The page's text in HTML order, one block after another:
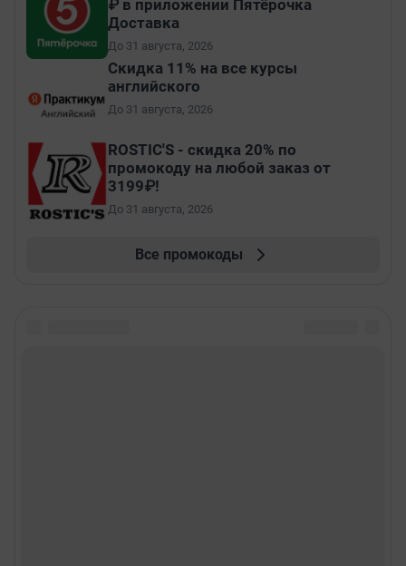
₽ в приложении Пятёрочка
Доставка
До 31 августа, 2026
Скидка 11% на все курсы
английского
До 31 августа, 2026
ROSTIC'S - скидка 20% по
промокоду на любой заказ от
3199₽!
До 31 августа, 2026
Все промокоды